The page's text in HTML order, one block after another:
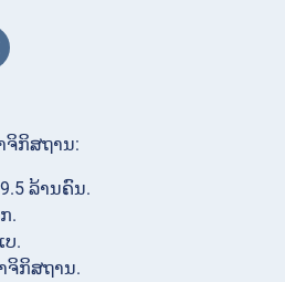
ຈິກິສຖານ:
ລ້ານຄົນ.
.
ບ.
ຈິກິສຖານ.